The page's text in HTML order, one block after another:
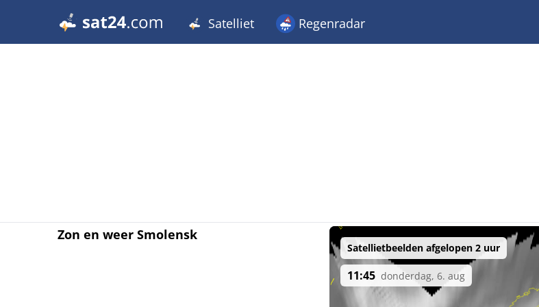
Satelliet Regenradar
Zon en weer Smolensk
Satellietbeelden afgelopen 2 uur
11:45 donderdag, 6. aug